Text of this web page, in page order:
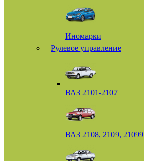
Иномарки
Рулевое управление
ВАЗ 2101-2107
ВАЗ 2108, 2109, 21099